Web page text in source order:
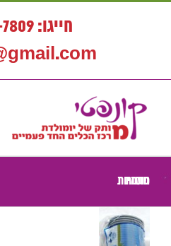
דלג
חייגו: 072-265-7809
כוסות חד פעמיות